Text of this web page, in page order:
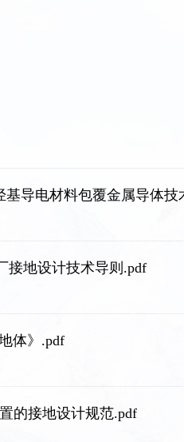
基导电材料包覆金属导体技
接地设计技术导则.pdf
体》.pdf
的接地设计规范.pdf